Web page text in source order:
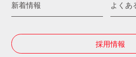
新着情報 よくあ
採用情報